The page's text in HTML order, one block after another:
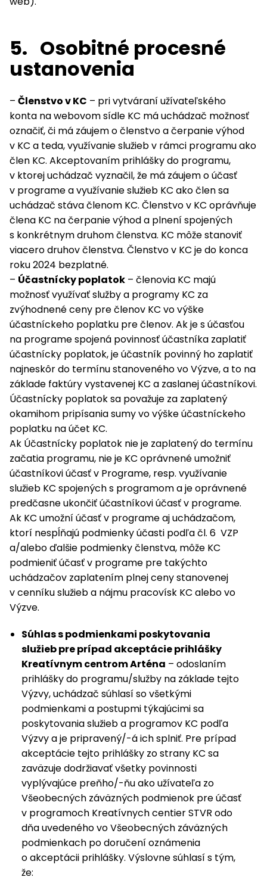
5. Osobitné procesné
ustanovenia
– Členstvo v KC – pri vytváraní užívateľského
konta na webovom sídle KC má uchádzač možnosť
označiť, či má záujem o členstvo a čerpanie výhod
v KC a teda, využívanie služieb v rámci programu ako
člen KC. Akceptovaním prihlášky do programu,
v ktorej uchádzač vyznačil, že má záujem o účasť
v programe a využívanie služieb KC ako člen sa
uchádzač stáva členom KC. Členstvo v KC oprávňuje
člena KC na čerpanie výhod a plnení spojených
s konkrétnym druhom členstva. KC môže stanoviť
viacero druhov členstva. Členstvo v KC je do konca
roku 2024 bezplatné.
– Účastnícky poplatok – členovia KC majú
možnosť využívať služby a programy KC za
zvýhodnené ceny pre členov KC vo výške
účastníckeho poplatku pre členov. Ak je s účasťou
na programe spojená povinnosť účastníka zaplatiť
účastnícky poplatok, je účastník povinný ho zaplatiť
najneskôr do termínu stanoveného vo Výzve, a to na
základe faktúry vystavenej KC a zaslanej účastníkovi.
Účastnícky poplatok sa považuje za zaplatený
okamihom pripísania sumy vo výške účastníckeho
poplatku na účet KC.
Ak Účastnícky poplatok nie je zaplatený do termínu
začatia programu, nie je KC oprávnené umožniť
účastníkovi účasť v Programe, resp. využívanie
služieb KC spojených s programom a je oprávnené
predčasne ukončiť účastníkovi účasť v programe.
Ak KC umožní účasť v programe aj uchádzačom,
ktorí nespĺňajú podmienky účasti podľa čl. 6 VZP
a/alebo ďalšie podmienky členstva, môže KC
podmieniť účasť v programe pre takýchto
uchádzačov zaplatením plnej ceny stanovenej
v cenníku služieb a nájmu pracovísk KC alebo vo
Výzve.
Súhlas s podmienkami poskytovania
služieb pre prípad akceptácie prihlášky
Kreatívnym centrom Arténa – odoslaním
prihlášky do programu/služby na základe tejto
Výzvy, uchádzač súhlasí so všetkými
podmienkami a postupmi týkajúcimi sa
poskytovania služieb a programov KC podľa
Výzvy a je pripravený/-á ich splniť. Pre prípad
akceptácie tejto prihlášky zo strany KC sa
zaväzuje dodržiavať všetky povinnosti
vyplývajúce preňho/-ňu ako užívateľa zo
Všeobecných záväzných podmienok pre účasť
v programoch Kreatívnych centier STVR odo
dňa uvedeného vo Všeobecných záväzných
podmienkach po doručení oznámenia
o akceptácii prihlášky. Výslovne súhlasí s tým,
že: